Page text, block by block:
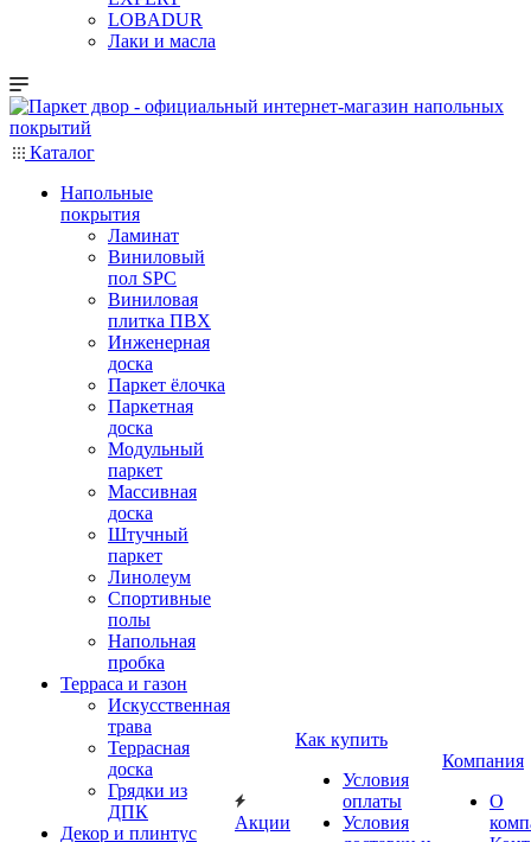
LOBADUR
Лаки и масла
Каталог
Напольные
покрытия
Ламинат
Виниловый
пол SPC
Виниловая
плитка ПВХ
Инженерная
доска
Паркет ёлочка
Паркетная
доска
Модульный
паркет
Массивная
доска
Штучный
паркет
Линолеум
Спортивные
полы
Напольная
пробка
Терраса и газон
Искусственная
трава
Террасная
доска
Грядки из
ДПК
Декор и плинтус
Акции
Как купить
Условия
оплаты
Условия
Компания
О